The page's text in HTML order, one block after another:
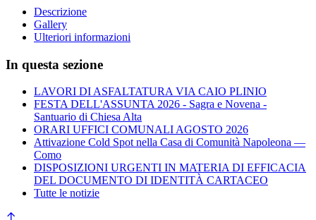
Descrizione
Gallery
Ulteriori informazioni
In questa sezione
LAVORI DI ASFALTATURA VIA CAIO PLINIO
FESTA DELL'ASSUNTA 2026 - Sagra e Novena -
Santuario di Chiesa Alta
ORARI UFFICI COMUNALI AGOSTO 2026
Attivazione Cold Spot nella Casa di Comunità Napoleona —
Como
DISPOSIZIONI URGENTI IN MATERIA DI EFFICACIA
DEL DOCUMENTO DI IDENTITÀ CARTACEO
Tutte le notizie